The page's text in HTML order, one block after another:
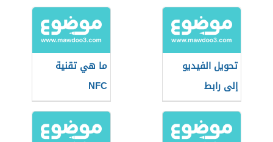
تحويل الفيديو
إلى رابط
ما هي تقنية
NFC